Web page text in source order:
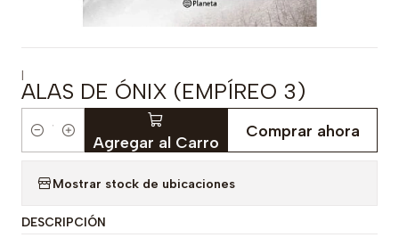
|
ALAS DE ÓNIX (EMPÍREO 3)
Cantidad Agregar al Carro
Comprar ahora
Mostrar stock de ubicaciones
DESCRIPCIÓN